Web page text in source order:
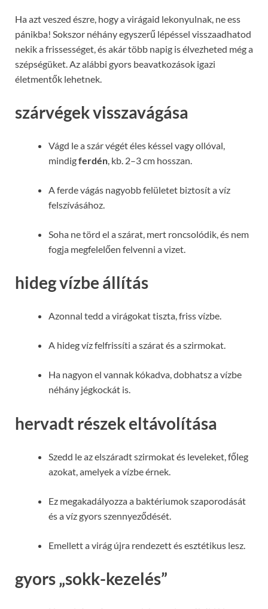
Ha azt veszed észre, hogy a virágaid lekonyulnak, ne ess
pánikba! Sokszor néhány egyszerű lépéssel visszaadhatod
nekik a frissességet, és akár több napig is élvezheted még a
szépségüket. Az alábbi gyors beavatkozások igazi
életmentők lehetnek.
szárvégek visszavágása
Vágd le a szár végét éles késsel vagy ollóval,
mindigferdén, kb. 2–3 cm hosszan.
A ferde vágás nagyobb felületet biztosít a víz
felszívásához.
Soha ne törd el a szárat, mert roncsolódik, és nem
fogja megfelelően felvenni a vizet.
hideg vízbe állítás
Azonnal tedd a virágokat tiszta, friss vízbe.
A hideg víz felfrissíti a szárat és a szirmokat.
Ha nagyon el vannak kókadva, dobhatsz a vízbe
néhány jégkockát is.
hervadt részek eltávolítása
Szedd le az elszáradt szirmokat és leveleket, főleg
azokat, amelyek a vízbe érnek.
Ez megakadályozza a baktériumok szaporodását
és a víz gyors szennyeződését.
Emellett a virág újra rendezett és esztétikus lesz.
gyors „sokk-kezelés”